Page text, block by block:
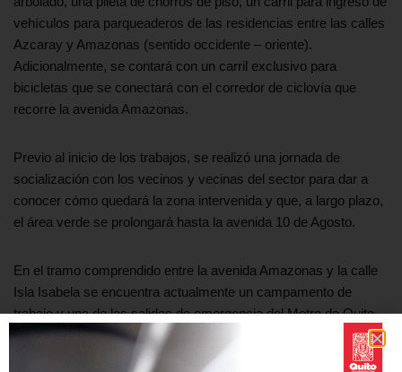
vehículos para parqueaderos de las residencias entre las calles
Azcaray y Amazonas (sentido occidente – oriente).
Adicionalmente, se contará con un carril exclusivo para
bicicletas que se conectará con el corredor de ciclovía que
recorre la avenida Amazonas.
Previo al inicio de los trabajos, se realizó una jornada de
socialización con los vecinos y vecinas del sector para dar a
conocer cómo quedará la zona intervenida y que, a largo plazo,
el área verde se prolongará hasta la avenida 10 de Agosto.
En el tramo comprendido entre la avenida Amazonas y la calle
Isla Isabela se encuentra actualmente un campamento de
trabajo y una de las salidas de emergencia del Metro de Quito.
Serán tres meses de trabajo para reponer el parque de la Isla